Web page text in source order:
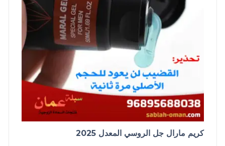
كريم مارال جل الروسي المعدل 2025